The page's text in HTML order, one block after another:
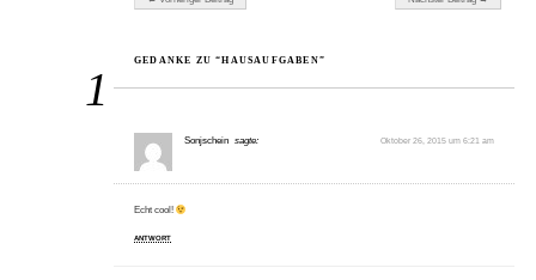
1
GEDANKE ZU “HAUSAUFGABEN”
Sonjschein sagte: Oktober 26, 2015 um 6:21 am
Echt cool!
ANTWORT